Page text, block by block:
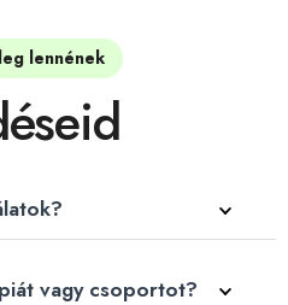
lennének
vagy csoportot?